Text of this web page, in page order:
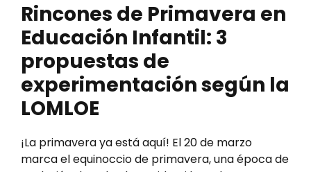
Rincones de Primavera en
Educación Infantil: 3
propuestas de
experimentación según la
LOMLOE
¡La primavera ya está aquí! El 20 de marzo
marca el equinoccio de primavera, una época de